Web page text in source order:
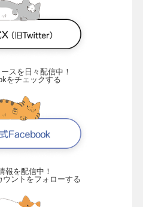
スを日々配信中！
をチェックする
報を配信中！
ウントをフォローする